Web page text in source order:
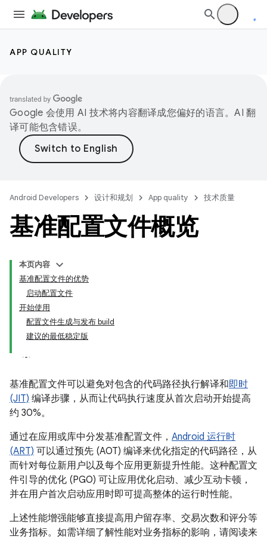
APP QUALITY
Google 会使用 AI 技术将内容翻译成您偏好的语言。AI 翻
译可能包含错误。
Android Developers 设计和规划 App quality 技术质量
基准配置文件概览
本页内容
基准配置文件的优势
启动配置文件
开始使用
配置文件生成与发布 build
建议的最低稳定版
基准配置文件可以避免对包含的代码路径执行解译和即时
(JIT) 编译步骤，从而让代码执行速度从首次启动开始提高
约 30%。
通过在应用或库中分发基准配置文件， Android 运行时
(ART) 可以通过预先 (AOT) 编译来优化指定的代码路径，从
而针对每位新用户以及每个应用更新提升性能。这种配置文
件引导的优化 (PGO) 可让应用优化启动、减少互动卡顿，
并在用户首次启动应用时即可提高整体的运行时性能。
上述性能增强能够直接提高用户留存率、交易次数和评分等
业务指标。如需详细了解性能对业务指标的影响，请阅读来